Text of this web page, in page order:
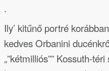
.
Ily’ kitűnő portré
kedves Orbanini
„”kétmilliós”” Kossuth-